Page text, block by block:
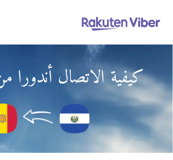
كيفية الاتصال أندورا